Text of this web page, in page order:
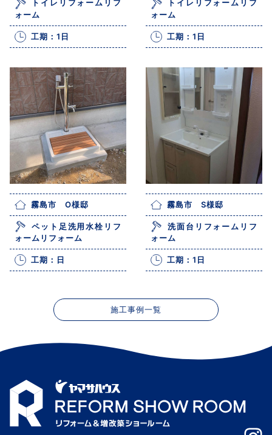
トイレリフォームリフ
ォーム
工期：1日
トイレリフォームリフ
ォーム
工期：1日
霧島市 O様邸
ペット足洗用水栓リフ
ォームリフォーム
工期：日
霧島市 S様邸
洗面台リフォームリフ
ォーム
工期：1日
施工事例一覧